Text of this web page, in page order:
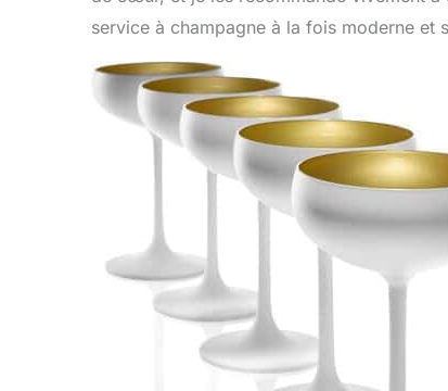
service à champagne à la fois moderne et